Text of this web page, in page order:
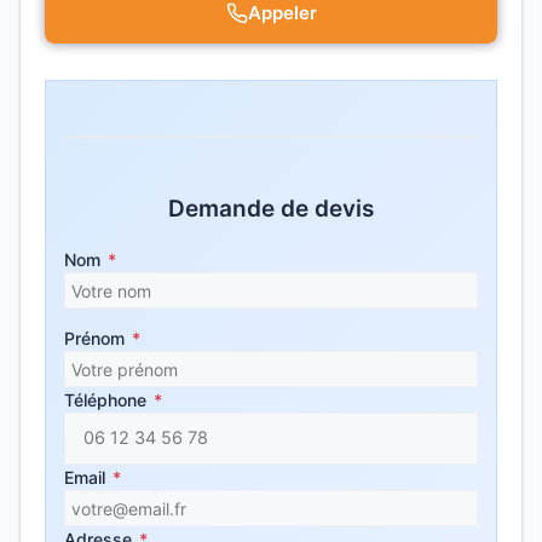
Appeler
Demande de devis
Nom *
Prénom *
Téléphone *
Email *